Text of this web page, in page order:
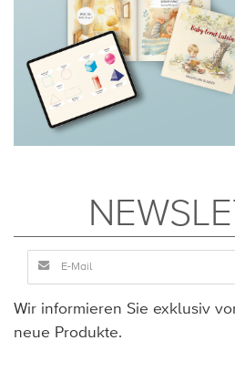
Wir informieren Sie exklusiv
neue Produkte.